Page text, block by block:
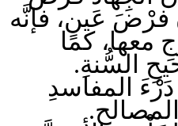
فرْضَ عَينٍ، فإنَّه
معها، كما
السُّنةِ.
المفاسدِ